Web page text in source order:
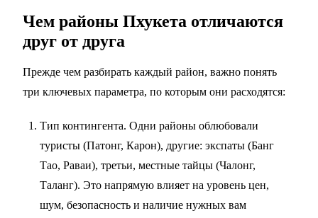
Чем районы Пхукета отличаются
друг от друга
Прежде чем разбирать каждый район, важно понять
три ключевых параметра, по которым они расходятся:
Тип контингента. Одни районы облюбовали
туристы (Патонг, Карон), другие: экспаты (Банг
Тао, Раваи), третьи, местные тайцы (Чалонг,
Таланг). Это напрямую влияет на уровень цен,
шум, безопасность и наличие нужных вам